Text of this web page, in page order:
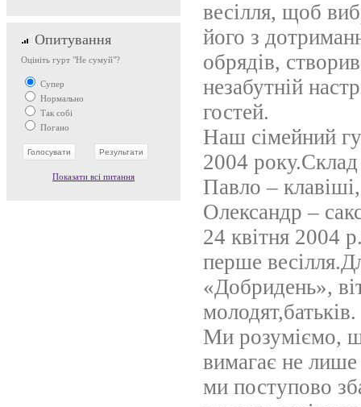
Опитування
Оцініть гурт "Не сумуй"?
Супер
Нормально
Так собі
Погано
Показати всі питання
весілля, щоб
його з
обрядів,
незабутній
гостей.
Наш сімейний
2004 року.Склад
Павло –
Олександр –
24 квітня 2004
перше
«Добридень»,
молодят,батьків.
Ми розуміємо,
вимагає не лише
ми поступово